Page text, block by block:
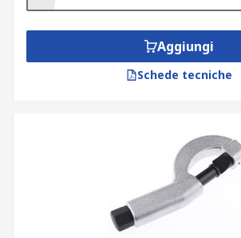
Permette di tagliare i dadi senza
danneggiare le filettature dei
Si può utilizzare in luoghi difficili
Aggiungi
Schede tecniche